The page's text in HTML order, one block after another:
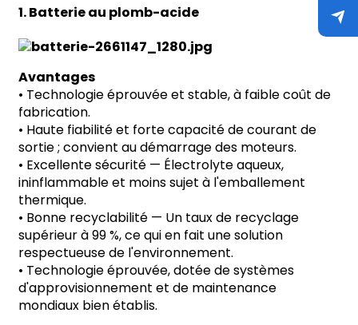
1. Batterie au plomb-acide
Avantages
• Technologie éprouvée et stable, à faible coût de
fabrication.
• Haute fiabilité et forte capacité de courant de
sortie ; convient au démarrage des moteurs.
• Excellente sécurité — Électrolyte aqueux,
ininflammable et moins sujet à l'emballement
thermique.
• Bonne recyclabilité — Un taux de recyclage
supérieur à 99 %, ce qui en fait une solution
respectueuse de l'environnement.
• Technologie éprouvée, dotée de systèmes
d'approvisionnement et de maintenance
mondiaux bien établis.